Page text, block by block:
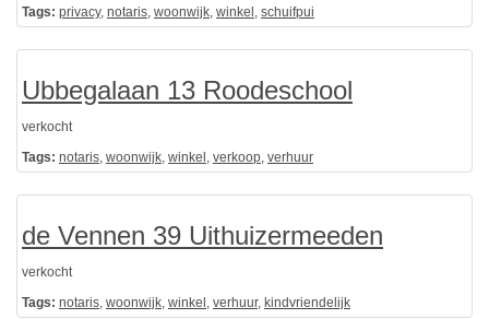
Tags: privacy, notaris, woonwijk, winkel , schuifpui
Ubbegalaan 13 Roodeschool
verkocht
Tags: notaris, woonwijk, winkel , verkoop, verhuur
de Vennen 39 Uithuizermeeden
verkocht
Tags: notaris, woonwijk, winkel , verhuur, kindvriendelijk